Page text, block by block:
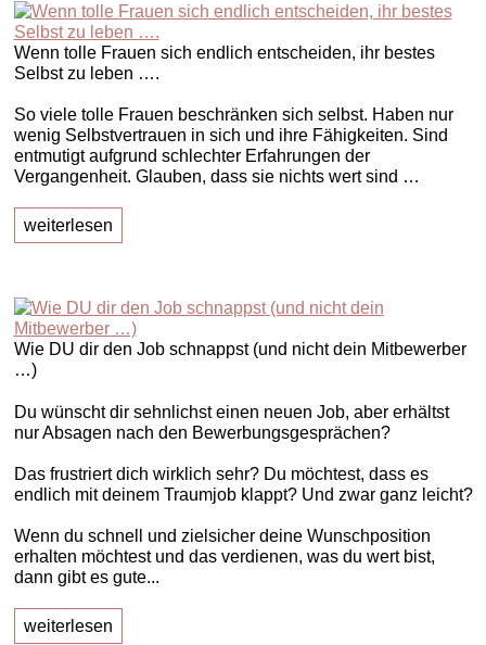
Wenn tolle Frauen sich endlich entscheiden, ihr bestes
Selbst zu leben ….
So viele tolle Frauen beschränken sich selbst. Haben nur
wenig Selbstvertrauen in sich und ihre Fähigkeiten. Sind
entmutigt aufgrund schlechter Erfahrungen der
Vergangenheit. Glauben, dass sie nichts wert sind …
weiterlesen
Wie DU dir den Job schnappst (und nicht dein Mitbewerber
…)
Du wünscht dir sehnlichst einen neuen Job, aber erhältst
nur Absagen nach den Bewerbungsgesprächen?
Das frustriert dich wirklich sehr? Du möchtest, dass es
endlich mit deinem Traumjob klappt? Und zwar ganz leicht?
Wenn du schnell und zielsicher deine Wunschposition
erhalten möchtest und das verdienen, was du wert bist,
dann gibt es gute...
weiterlesen